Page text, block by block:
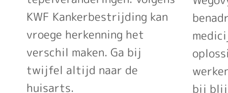
KWF Kankerbestrijding kan
vroege herkenning het
verschil maken. Ga bij
twijfel altijd naar de
huisarts.
bij